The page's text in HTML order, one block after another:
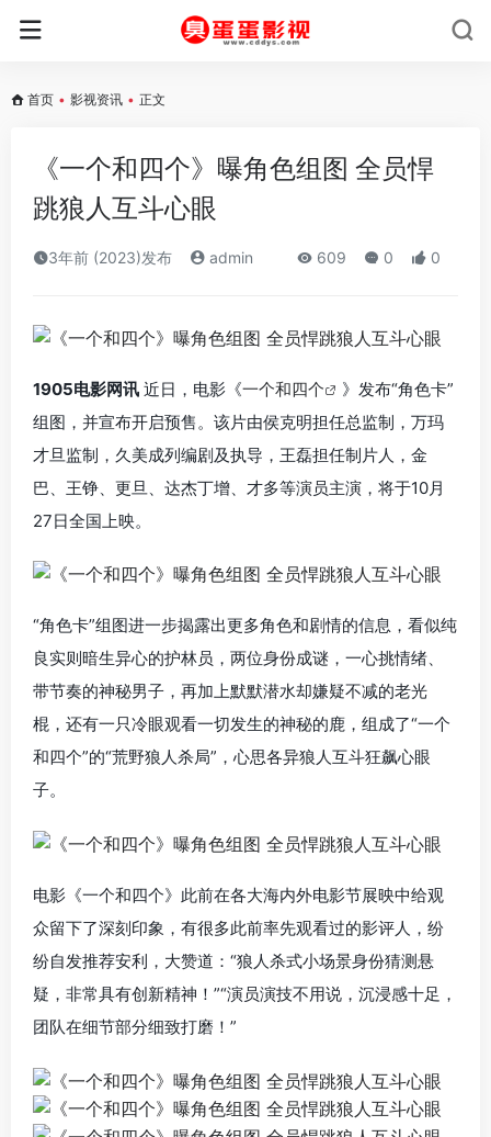
首页 • 影视资讯 • 正文
《一个和四个》曝角色组图 全员悍
跳狼人互斗心眼
3年前 (2023)发布 admin 609 0 0
1905电影网讯 近日，电影《一个和四个
》发布“角色卡”
组图，并宣布开启预售。该片由侯克明担任总监制，万玛
才旦监制，久美成列编剧及执导，王磊担任制片人，金
巴、王铮、更旦、达杰丁增、才多等演员主演，将于10月
27日全国上映。
“角色卡”组图进一步揭露出更多角色和剧情的信息，看似纯
良实则暗生异心的护林员，两位身份成谜，一心挑情绪、
带节奏的神秘男子，再加上默默潜水却嫌疑不减的老光
棍，还有一只冷眼观看一切发生的神秘的鹿，组成了“一个
和四个”的“荒野狼人杀局”，心思各异狼人互斗狂飙心眼
子。
电影《一个和四个》此前在各大海内外电影节展映中给观
众留下了深刻印象，有很多此前率先观看过的影评人，纷
纷自发推荐安利，大赞道：“狼人杀式小场景身份猜测悬
疑，非常具有创新精神！”“演员演技不用说，沉浸感十足，
团队在细节部分细致打磨！”